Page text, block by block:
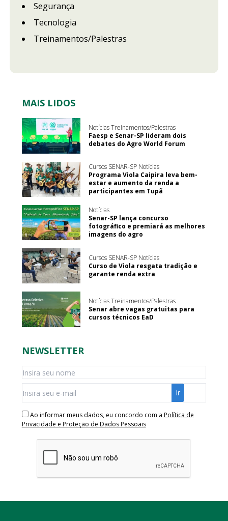
Segurança
Tecnologia
Treinamentos/Palestras
MAIS LIDOS
Notícias Treinamentos/Palestras
Faesp e Senar-SP lideram dois
debates do Agro World Forum
Cursos SENAR-SP Notícias
Programa Viola Caipira leva bem-
estar e aumento da renda a
participantes em Tupã
Notícias
Senar-SP lança concurso
fotográfico e premiará as melhores
imagens do agro
Cursos SENAR-SP Notícias
Curso de Viola resgata tradição e
garante renda extra
Notícias Treinamentos/Palestras
Senar abre vagas gratuitas para
cursos técnicos EaD
NEWSLETTER
Ao informar meus dados, eu concordo com a Política de
Privacidade e Proteção de Dados Pessoais